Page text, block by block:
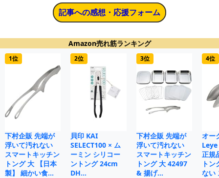
記事への感想・応援フォーム
Amazon売れ筋ランキング
1位
下村企販 先端が
浮いて汚れない
スマートキッチン
トング 大 【日本
製】 細かい食…
2位
貝印 KAI
SELECT100 × ム
ーミン シリコー
ントング 24cm
DH…
3位
下村企販 先端が
浮いて汚れない
スマートキッチン
トング 大 42497
& 揚げ…
4位
オー
正規
ト
ない